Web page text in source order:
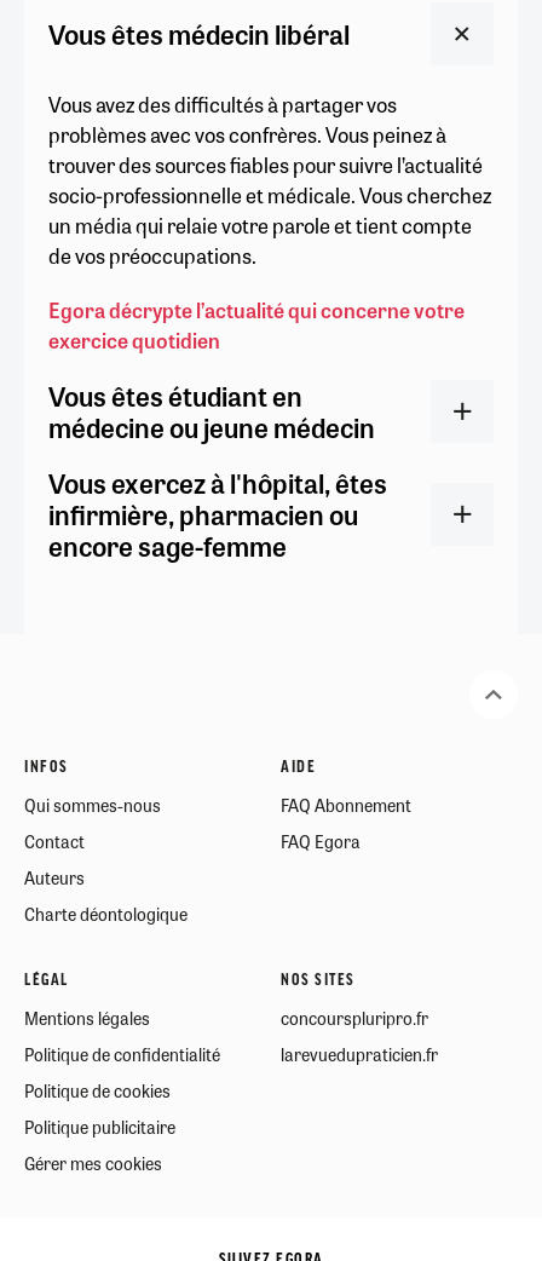
Vous êtes médecin libéral
Vous avez des difficultés à partager vos
problèmes avec vos confrères. Vous peinez à
trouver des sources fiables pour suivre l’actualité
socio-professionnelle et médicale. Vous cherchez
un média qui relaie votre parole et tient compte
de vos préoccupations.
Egora décrypte l’actualité qui concerne votre
exercice quotidien
Vous êtes étudiant en
médecine ou jeune médecin
Vous exercez à l'hôpital, êtes
infirmière, pharmacien ou
encore sage-femme
INFOS
Qui sommes-nous
Contact
Auteurs
Charte déontologique
AIDE
FAQ Abonnement
FAQ Egora
LÉGAL
Mentions légales
Politique de confidentialité
Politique de cookies
Politique publicitaire
Gérer mes cookies
NOS SITES
concourspluripro.fr
larevuedupraticien.fr